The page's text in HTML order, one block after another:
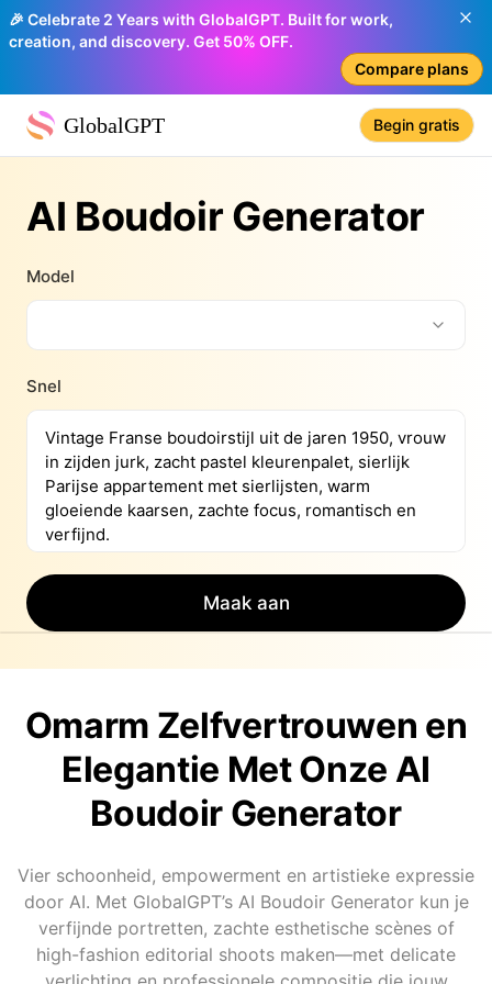
🎉 Celebrate 2 Years with GlobalGPT. Built for work,
creation, and discovery. Get 50% OFF.
Compare plans
GlobalGPT Begin gratis
AI Boudoir Generator
Model
Snel
Maak aan
Omarm Zelfvertrouwen en
Elegantie Met Onze AI
Boudoir Generator
Vier schoonheid, empowerment en artistieke expressie
door AI. Met GlobalGPT’s AI Boudoir Generator kun je
verfijnde portretten, zachte esthetische scènes of
high-fashion editorial shoots maken—met delicate